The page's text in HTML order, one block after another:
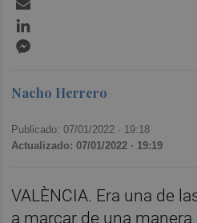
Nacho Herrero
Publicado: 07/01/2022 · 19:18
Actualizado: 07/01/2022 · 19:19
VALÈNCIA. Era una de
a marcar de una